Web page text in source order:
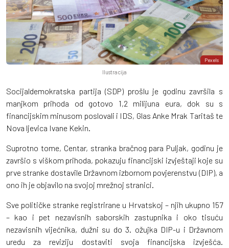
Pexels
Ilustracija
Socijaldemokratska partija (SDP) prošlu je godinu završila s
manjkom prihoda od gotovo 1,2 milijuna eura, dok su s
financijskim minusom poslovali i IDS, Glas Anke Mrak Taritaš te
Nova ljevica Ivane Kekin.
Suprotno tome, Centar, stranka bračnog para Puljak, godinu je
završio s viškom prihoda, pokazuju financijski izvještaji koje su
prve stranke dostavile Državnom izbornom povjerenstvu (DIP), a
ono ih je objavilo na svojoj mrežnoj stranici.
Sve političke stranke registrirane u Hrvatskoj – njih ukupno 157
– kao i pet nezavisnih saborskih zastupnika i oko tisuću
nezavisnih vijećnika, dužni su do 3. ožujka DIP-u i Državnom
uredu za reviziju dostaviti svoja financijska izvješća.